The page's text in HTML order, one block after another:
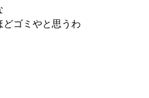
ゴミやと思うわ